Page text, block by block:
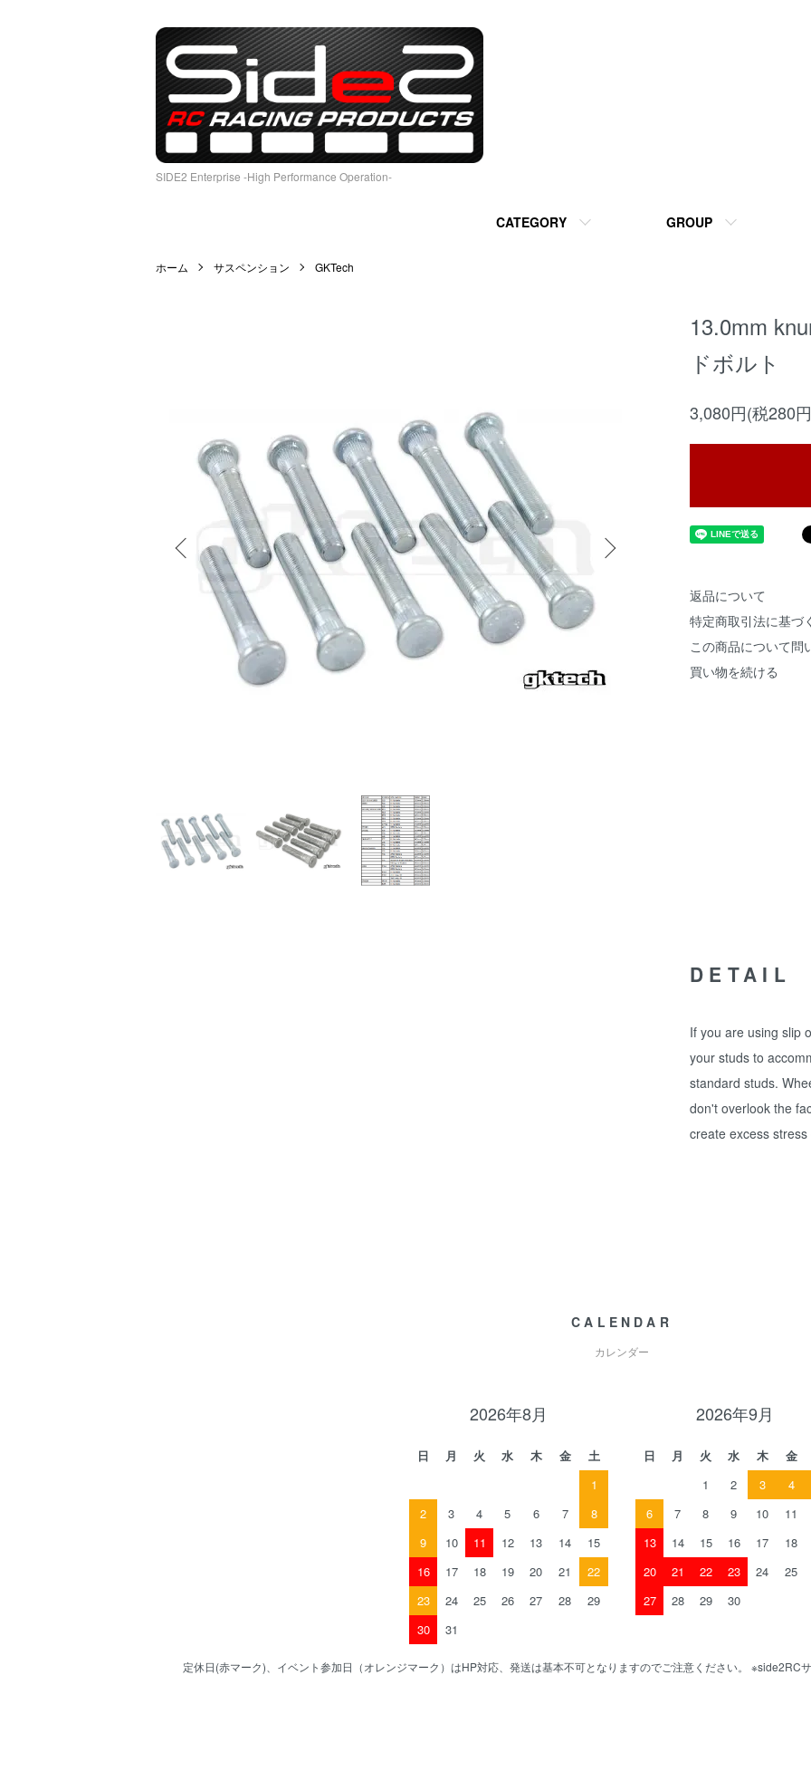
SIDE2 Enterprise -High Performance Operation-
CATEGORY GROUP
ホーム サスペンション GKTech
13.0mm
ドボルト
3,080円(税280
返品について
特定商取引法に基づ
この商品について問
買い物を続ける
DETAIL
If you are using slip
your studs to
standard studs.
don't overlook the
create excess
CALENDAR
カレンダー
2026年8月
日 月 火 水 木 金
土
1
2
3 4 5 6 7
8
9
10 11 12 13 14
15
16
17 18 19 20 21
22
23
24 25 26 27 28
29
30
31
2026年9月
日 月 火 水 木 金
1
2 3 4
6
7 8 9 10 11
13
14 15 16 17 18
20
21 22 23 24 25
27
28 29 30
定休日(赤マーク)、イベント参加日（オレンジマーク）はHP対応、発送は基本不可となりますのでご注意ください。 ※side2RC